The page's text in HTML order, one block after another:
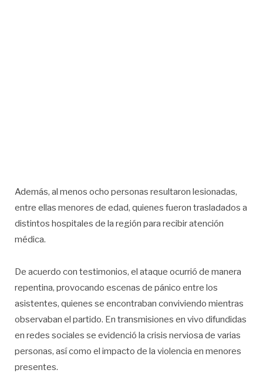
Además, al menos ocho personas resultaron lesionadas,
entre ellas menores de edad, quienes fueron trasladados a
distintos hospitales de la región para recibir atención
médica.
De acuerdo con testimonios, el ataque ocurrió de manera
repentina, provocando escenas de pánico entre los
asistentes, quienes se encontraban conviviendo mientras
observaban el partido. En transmisiones en vivo difundidas
en redes sociales se evidenció la crisis nerviosa de varias
personas, así como el impacto de la violencia en menores
presentes.